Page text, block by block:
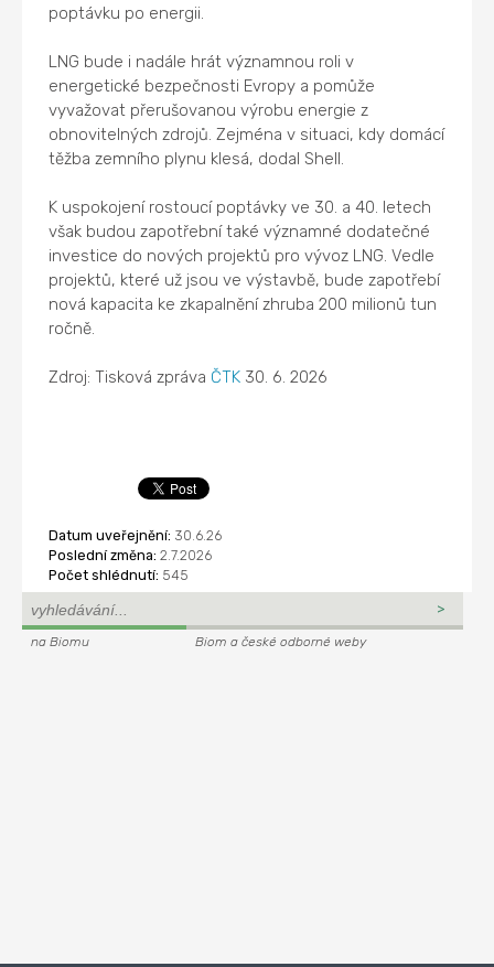
poptávku po energii.
LNG bude i nadále hrát významnou roli v
energetické bezpečnosti Evropy a pomůže
vyvažovat přerušovanou výrobu energie z
obnovitelných zdrojů. Zejména v situaci, kdy domácí
těžba zemního plynu klesá, dodal Shell.
K uspokojení rostoucí poptávky ve 30. a 40. letech
však budou zapotřební také významné dodatečné
investice do nových projektů pro vývoz LNG. Vedle
projektů, které už jsou ve výstavbě, bude zapotřebí
nová kapacita ke zkapalnění zhruba 200 milionů tun
ročně.
Zdroj: Tisková zpráva ČTK 30. 6. 2026
Datum uveřejnění: 30.6.26
Poslední změna: 2.7.2026
Počet shlédnutí: 545
na Biomu Biom a české odborné weby